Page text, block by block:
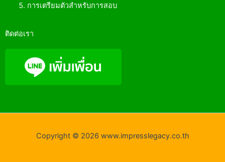
การเตรียมตัวสำหรับการสอบ
ติดต่อเรา
Copyright © 2026 www.impresslegacy.co.th